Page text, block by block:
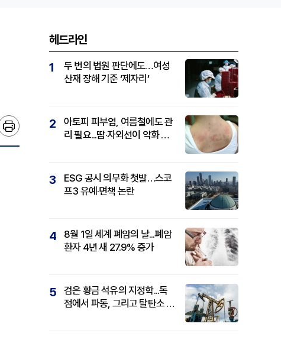
헤드라인
1
두 번의 법원 판단에도…여성
산재 장해 기준 ‘제자리’
2
아토피 피부염, 여름철에도 관
리 필요...땀·자외선이 악화 요
3
ESG 공시 의무화 첫발…스코
프3 유예·면책 논란
4
8월 1일 세계 폐암의 날...폐암
환자 4년 새 27.9% 증가
5
검은 황금 석유의 지정학...독
점에서 파동, 그리고 탈탄소 패